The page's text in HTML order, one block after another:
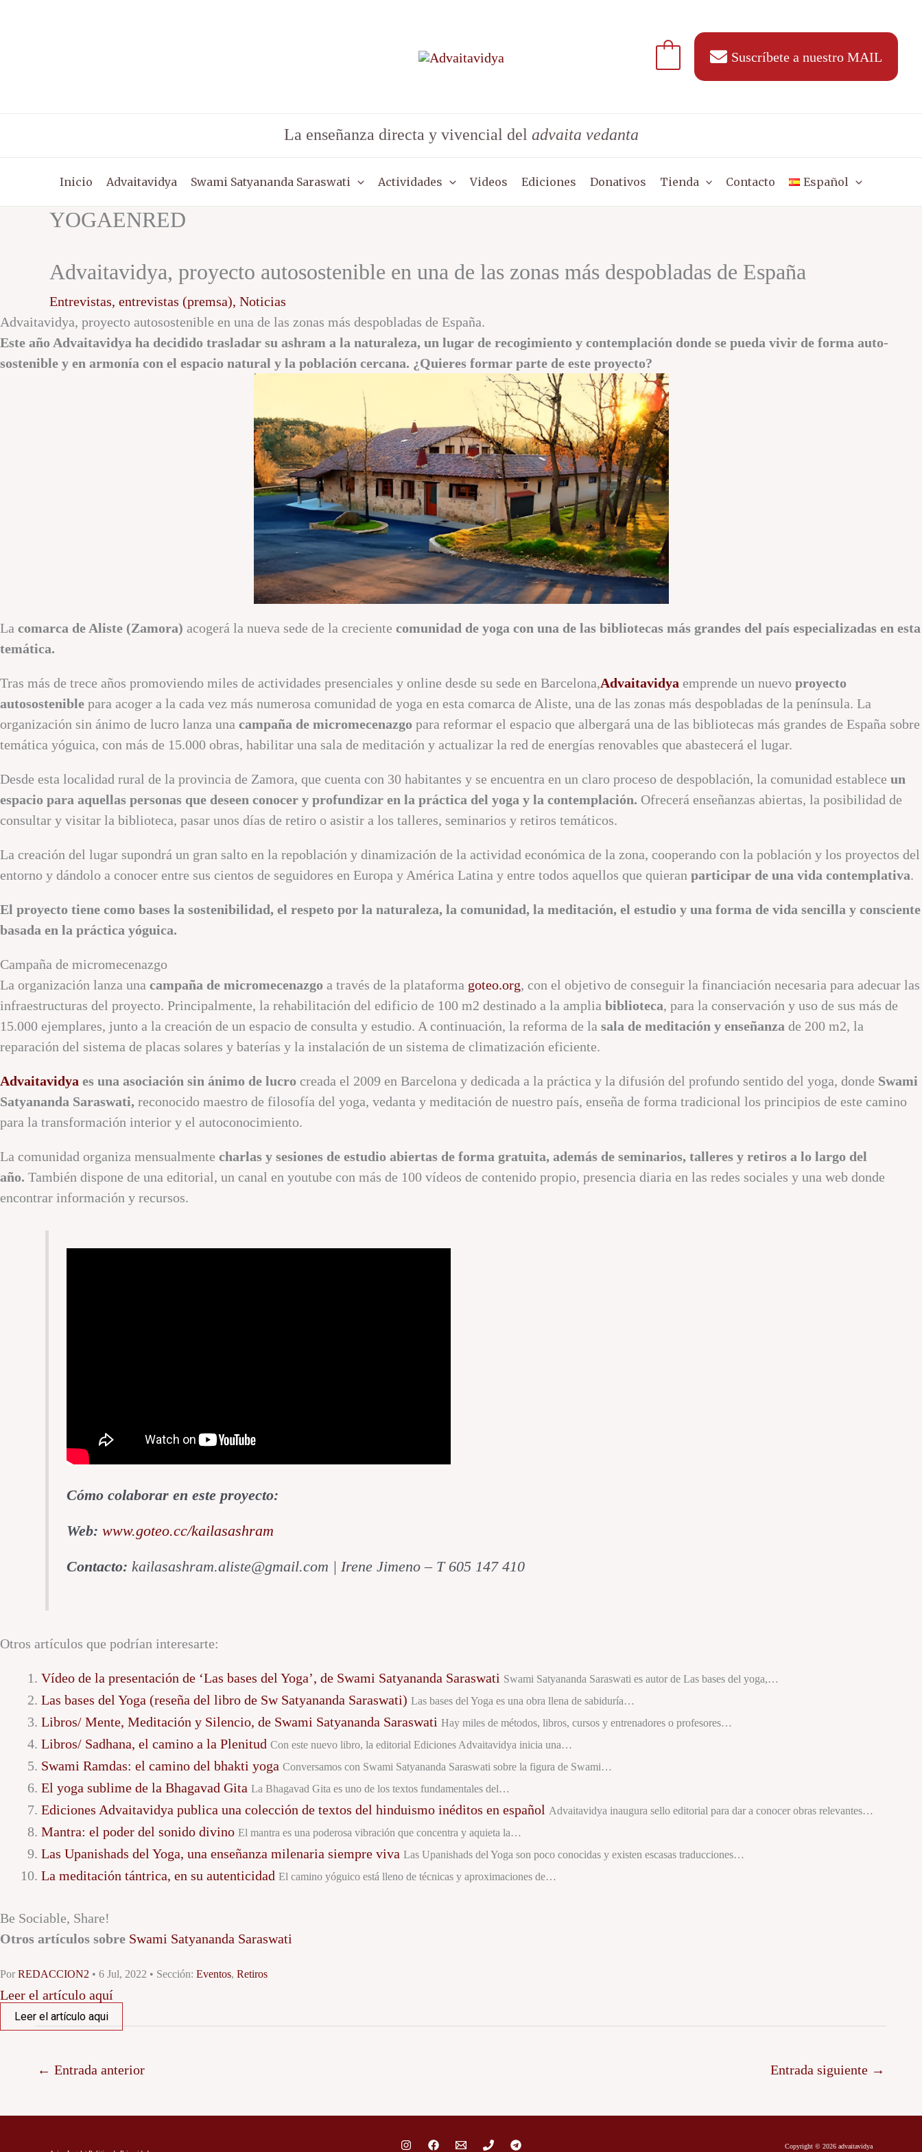
Suscríbete a nuestro MAIL
La enseñanza directa y vivencial del advaita vedanta
Inicio Advaitavidya Swami Satyananda Saraswati Actividades Videos Ediciones Donativos Tienda Contacto Español
YOGAENRED
Advaitavidya, proyecto autosostenible en una de las zonas más despobladas de España
Entrevistas, entrevistas (premsa), Noticias
Advaitavidya, proyecto autosostenible en una de las zonas más despobladas de España.
Este año Advaitavidya ha decidido trasladar su ashram a la naturaleza, un lugar de recogimiento y contemplación donde se pueda vivir de forma auto-
sostenible y en armonía con el espacio natural y la población cercana. ¿Quieres formar parte de este proyecto?
La comarca de Aliste (Zamora) acogerá la nueva sede de la creciente comunidad de yoga con una de las bibliotecas más grandes del país especializadas en esta
temática.
Tras más de trece años promoviendo miles de actividades presenciales y online desde su sede en Barcelona,Advaitavidya emprende un nuevo proyecto
autosostenible para acoger a la cada vez más numerosa comunidad de yoga en esta comarca de Aliste, una de las zonas más despobladas de la península. La
organización sin ánimo de lucro lanza una campaña de micromecenazgo para reformar el espacio que albergará una de las bibliotecas más grandes de España sobre
temática yóguica, con más de 15.000 obras, habilitar una sala de meditación y actualizar la red de energías renovables que abastecerá el lugar.
Desde esta localidad rural de la provincia de Zamora, que cuenta con 30 habitantes y se encuentra en un claro proceso de despoblación, la comunidad establece un
espacio para aquellas personas que deseen conocer y profundizar en la práctica del yoga y la contemplación. Ofrecerá enseñanzas abiertas, la posibilidad de
consultar y visitar la biblioteca, pasar unos días de retiro o asistir a los talleres, seminarios y retiros temáticos.
La creación del lugar supondrá un gran salto en la repoblación y dinamización de la actividad económica de la zona, cooperando con la población y los proyectos del
entorno y dándolo a conocer entre sus cientos de seguidores en Europa y América Latina y entre todos aquellos que quieran participar de una vida contemplativa.
El proyecto tiene como bases la sostenibilidad, el respeto por la naturaleza, la comunidad, la meditación, el estudio y una forma de vida sencilla y consciente
basada en la práctica yóguica.
Campaña de micromecenazgo
La organización lanza una campaña de micromecenazgo a través de la plataforma goteo.org, con el objetivo de conseguir la financiación necesaria para adecuar las
infraestructuras del proyecto. Principalmente, la rehabilitación del edificio de 100 m2 destinado a la amplia biblioteca, para la conservación y uso de sus más de
15.000 ejemplares, junto a la creación de un espacio de consulta y estudio. A continuación, la reforma de la sala de meditación y enseñanza de 200 m2, la
reparación del sistema de placas solares y baterías y la instalación de un sistema de climatización eficiente.
Advaitavidya es una asociación sin ánimo de lucro creada el 2009 en Barcelona y dedicada a la práctica y la difusión del profundo sentido del yoga, donde Swami
Satyananda Saraswati, reconocido maestro de filosofía del yoga, vedanta y meditación de nuestro país, enseña de forma tradicional los principios de este camino
para la transformación interior y el autoconocimiento.
La comunidad organiza mensualmente charlas y sesiones de estudio abiertas de forma gratuita, además de seminarios, talleres y retiros a lo largo del
año. También dispone de una editorial, un canal en youtube con más de 100 vídeos de contenido propio, presencia diaria en las redes sociales y una web donde
encontrar información y recursos.
Cómo colaborar en este proyecto:
Web: www.goteo.cc/kailasashram
Contacto: kailasashram.aliste@gmail.com | Irene Jimeno – T 605 147 410
Otros artículos que podrían interesarte:
Vídeo de la presentación de ‘Las bases del Yoga’, de Swami Satyananda Saraswati Swami Satyananda Saraswati es autor de Las bases del yoga,…
Las bases del Yoga (reseña del libro de Sw Satyananda Saraswati) Las bases del Yoga es una obra llena de sabiduría…
Libros/ Mente, Meditación y Silencio, de Swami Satyananda Saraswati Hay miles de métodos, libros, cursos y entrenadores o profesores…
Libros/ Sadhana, el camino a la Plenitud Con este nuevo libro, la editorial Ediciones Advaitavidya inicia una…
Swami Ramdas: el camino del bhakti yoga Conversamos con Swami Satyananda Saraswati sobre la figura de Swami…
El yoga sublime de la Bhagavad Gita La Bhagavad Gita es uno de los textos fundamentales del…
Ediciones Advaitavidya publica una colección de textos del hinduismo inéditos en español Advaitavidya inaugura sello editorial para dar a conocer obras relevantes…
Mantra: el poder del sonido divino El mantra es una poderosa vibración que concentra y aquieta la…
Las Upanishads del Yoga, una enseñanza milenaria siempre viva Las Upanishads del Yoga son poco conocidas y existen escasas traducciones…
La meditación tántrica, en su autenticidad El camino yóguico está lleno de técnicas y aproximaciones de…
Be Sociable, Share!
Otros artículos sobre Swami Satyananda Saraswati
Por REDACCION2 • 6 Jul, 2022 • Sección: Eventos, Retiros
Leer el artículo aquí
Leer el artículo aqui
← Entrada anterior Entrada siguiente →
Copyright © 2026 advaitavidya